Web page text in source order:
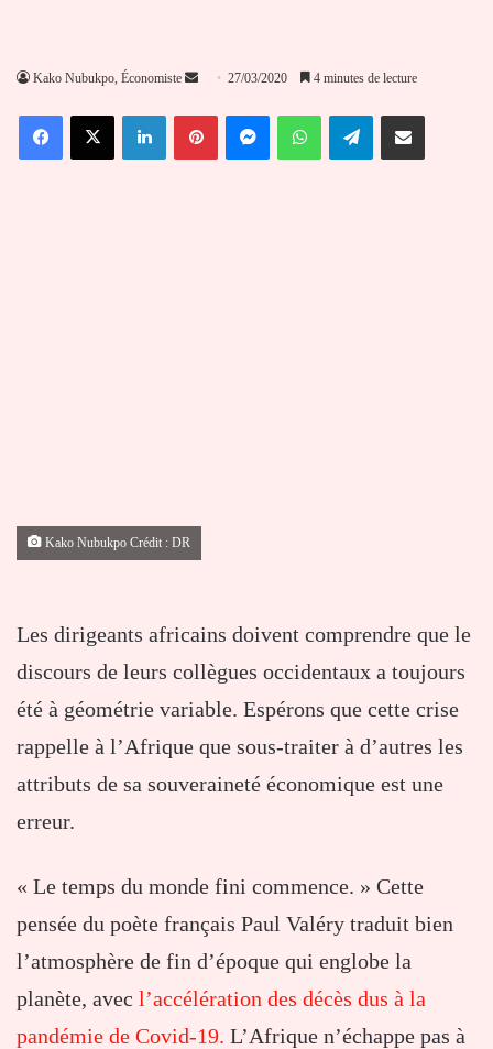
Kako Nubukpo, Économiste
Envoyer
courriel
27/03/2020 4 minutes de lecture
FacebookX LinkedinPinterestMessengerWhatsAppTelegramPartager par email
Kako Nubukpo Crédit : DR
Les dirigeants africains doivent comprendre que le
discours de leurs collègues occidentaux a toujours
été à géométrie variable. Espérons que cette crise
rappelle à l’Afrique que sous-traiter à d’autres les
attributs de sa souveraineté économique est une
erreur.
« Le temps du monde fini commence. » Cette
pensée du poète français Paul Valéry traduit bien
l’atmosphère de fin d’époque qui englobe la
planète, avec l’accélération des décès dus à la
pandémie de Covid-19. L’Afrique n’échappe pas à